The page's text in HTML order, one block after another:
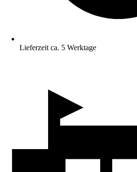
Lieferzeit ca. 5 Werktage